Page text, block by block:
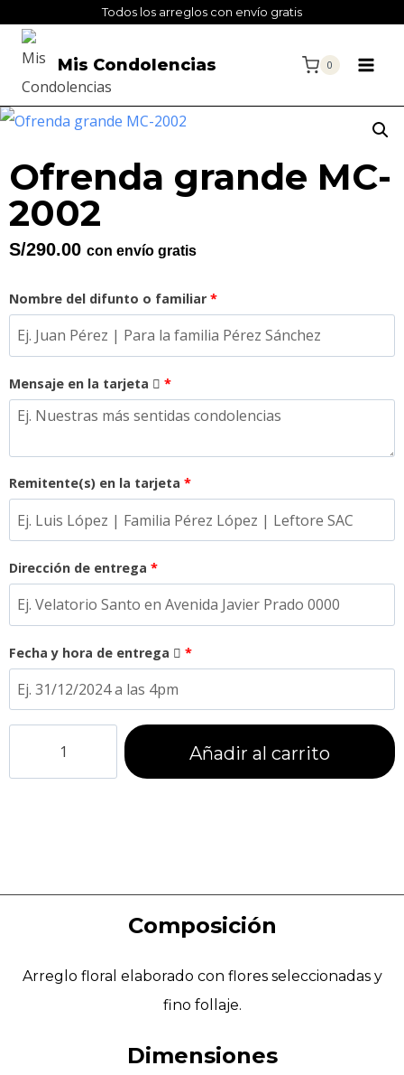
Todos los arreglos con envío gratis
Mis Condolencias 0
Ofrenda grande MC-
2002
S/290.00 con envío gratis
Nombre del difunto o familiar *
Mensaje en la tarjeta *
Remitente(s) en la tarjeta *
Dirección de entrega *
Fecha y hora de entrega *
Añadir al carrito
Composición
Arreglo floral elaborado con flores seleccionadas y
fino follaje.
Dimensiones